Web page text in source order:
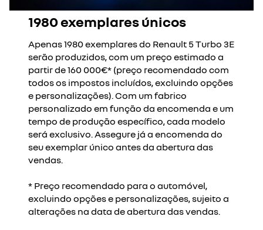
1980 exemplares únicos
Apenas 1980 exemplares do Renault 5 Turbo 3E
serão produzidos, com um preço estimado a
partir de 160 000€* (preço recomendado com
todos os impostos incluídos, excluindo opções
e personalizações). Com um fabrico
personalizado em função da encomenda e um
tempo de produção específico, cada modelo
será exclusivo. Assegure já a encomenda do
seu exemplar único antes da abertura das
vendas.
* Preço recomendado para o automóvel,
excluindo opções e personalizações, sujeito a
alterações na data de abertura das vendas.